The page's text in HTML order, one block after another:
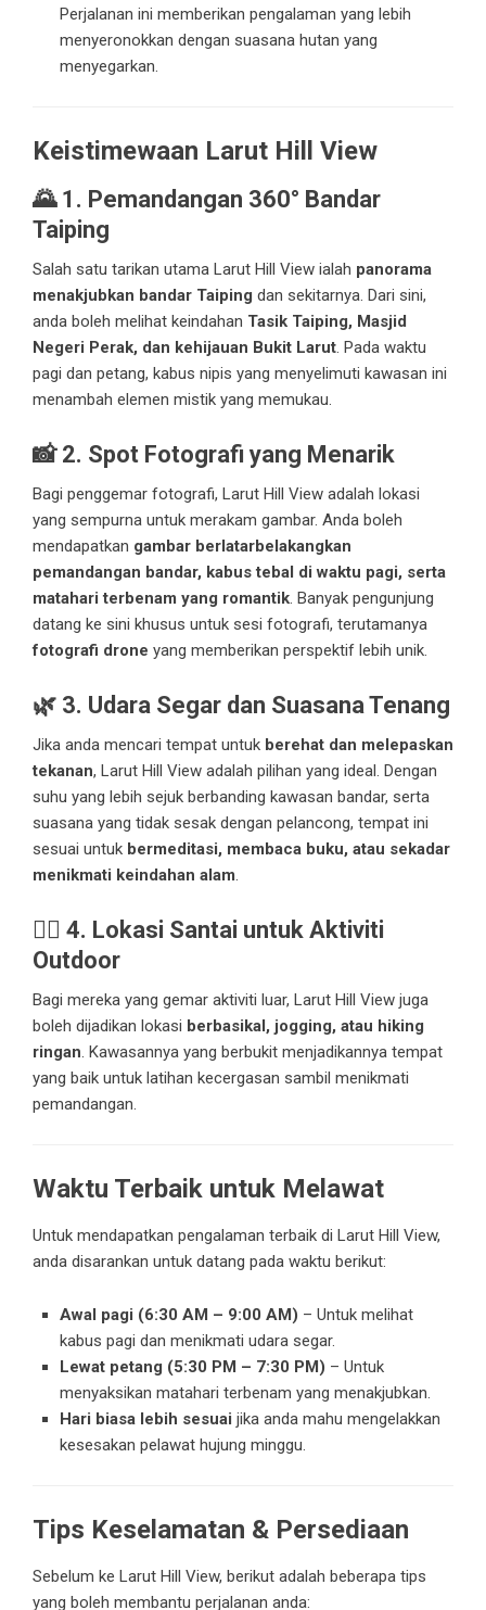
Perjalanan ini memberikan pengalaman yang lebih
menyeronokkan dengan suasana hutan yang
menyegarkan.
Keistimewaan Larut Hill View
🌄 1. Pemandangan 360° Bandar
Taiping
Salah satu tarikan utama Larut Hill View ialah panorama
menakjubkan bandar Taiping dan sekitarnya. Dari sini,
anda boleh melihat keindahan Tasik Taiping, Masjid
Negeri Perak, dan kehijauan Bukit Larut. Pada waktu
pagi dan petang, kabus nipis yang menyelimuti kawasan ini
menambah elemen mistik yang memukau.
📸 2. Spot Fotografi yang Menarik
Bagi penggemar fotografi, Larut Hill View adalah lokasi
yang sempurna untuk merakam gambar. Anda boleh
mendapatkan gambar berlatarbelakangkan
pemandangan bandar, kabus tebal di waktu pagi, serta
matahari terbenam yang romantik. Banyak pengunjung
datang ke sini khusus untuk sesi fotografi, terutamanya
fotografi drone yang memberikan perspektif lebih unik.
🌿 3. Udara Segar dan Suasana Tenang
Jika anda mencari tempat untuk berehat dan melepaskan
tekanan, Larut Hill View adalah pilihan yang ideal. Dengan
suhu yang lebih sejuk berbanding kawasan bandar, serta
suasana yang tidak sesak dengan pelancong, tempat ini
sesuai untuk bermeditasi, membaca buku, atau sekadar
menikmati keindahan alam.
🚵‍♂️ 4. Lokasi Santai untuk Aktiviti
Outdoor
Bagi mereka yang gemar aktiviti luar, Larut Hill View juga
boleh dijadikan lokasi berbasikal, jogging, atau hiking
ringan. Kawasannya yang berbukit menjadikannya tempat
yang baik untuk latihan kecergasan sambil menikmati
pemandangan.
Waktu Terbaik untuk Melawat
Untuk mendapatkan pengalaman terbaik di Larut Hill View,
anda disarankan untuk datang pada waktu berikut:
Awal pagi (6:30 AM – 9:00 AM) – Untuk melihat
kabus pagi dan menikmati udara segar.
Lewat petang (5:30 PM – 7:30 PM) – Untuk
menyaksikan matahari terbenam yang menakjubkan.
Hari biasa lebih sesuai jika anda mahu mengelakkan
kesesakan pelawat hujung minggu.
Tips Keselamatan & Persediaan
Sebelum ke Larut Hill View, berikut adalah beberapa tips
yang boleh membantu perjalanan anda: